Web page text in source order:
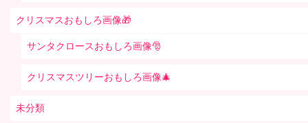
クリスマスおもしろ画像🎁
サンタクロースおもしろ画像🎅
クリスマスツリーおもしろ画像🎄
未分類